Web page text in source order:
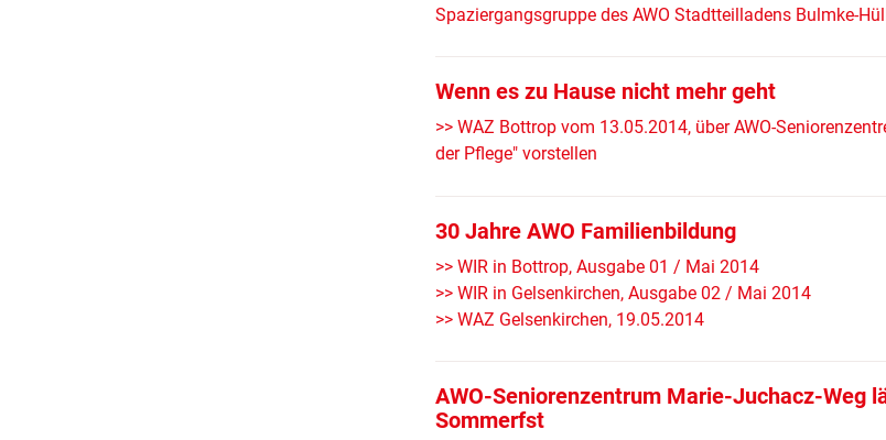
Spaziergangsgruppe des AWO Stadtteilladens Bulmke-
Wenn es zu Hause nicht mehr geht
>> WAZ Bottrop vom 13.05.2014, über AWO-
der Pflege" vorstellen
30 Jahre AWO Familienbildung
>> WIR in Bottrop, Ausgabe 01 / Mai 2014
>> WIR in Gelsenkirchen, Ausgabe 02 / Mai 2014
>> WAZ Gelsenkirchen, 19.05.2014
AWO-Seniorenzentrum Marie-Juchacz-Weg
Sommerfst